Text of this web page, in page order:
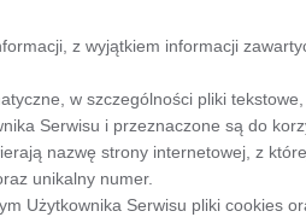
z wyjątkiem informacji
w szczególności pliki
Serwisu i przeznaczone są do
nazwę strony internetowej, z
unikalny numer.
Użytkownika Serwisu pliki cookies